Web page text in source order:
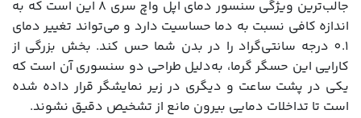
جالب‌ترین ویژگی سنسور دمای اپل واچ سری 8 این است که به
اندازه کافی نسبت به دما حساسیت دارد و می‌تواند تغییر دمای
0.1 درجه سانتی‌گراد را در بدن شما حس کند. بخش بزرگی از
کارایی این حسگر گرما، به‌دلیل طراحی دو سنسوری آن است که
یکی در پشت ساعت و دیگری در زیر نمایشگر قرار داده شده
است تا تداخلات دمایی بیرون مانع از تشخیص دقیق نشوند.